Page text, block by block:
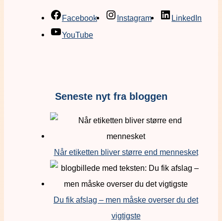
Facebook Instagram
LinkedIn
YouTube
Seneste nyt fra bloggen
Når etiketten bliver større end mennesket
Du fik afslag – men måske overser du det
vigtigste